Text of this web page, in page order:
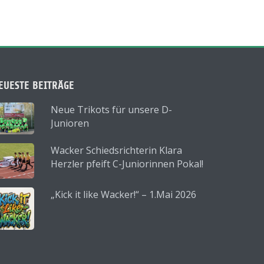
BEITRÄGE
Neue Trikots für unsere D-
Junioren
Wacker Schiedsrichterin Klara
Herzler pfeift C-Juniorinnen Pokal!
„Kick it like Wacker!“ – 1.Mai 2026